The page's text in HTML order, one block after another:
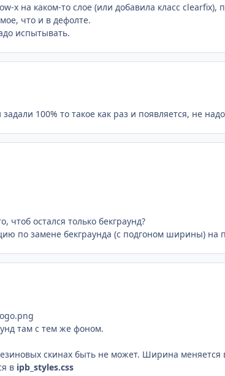
x на каком-то слое (или добавила класс clearfix),
что и в дефолте.
испытывать.
100% то такое как раз и появляется, не
чтоб остался только бекграунд?
по замене бекграунда (с подгоном ширины) на
там с тем же фоном.
скинах быть не может. Ширина меняется
в ipb_styles.css